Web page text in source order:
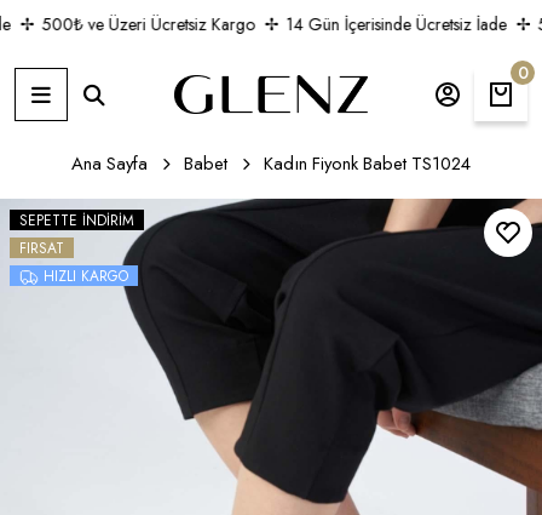
500₺ ve Üzeri Ücretsiz Kargo 14 Gün İçerisinde Ücretsiz İade
0
Ana Sayfa Babet Kadın Fiyonk Babet TS1024
SEPETTE İNDIRIM
FIRSAT
HIZLI KARGO